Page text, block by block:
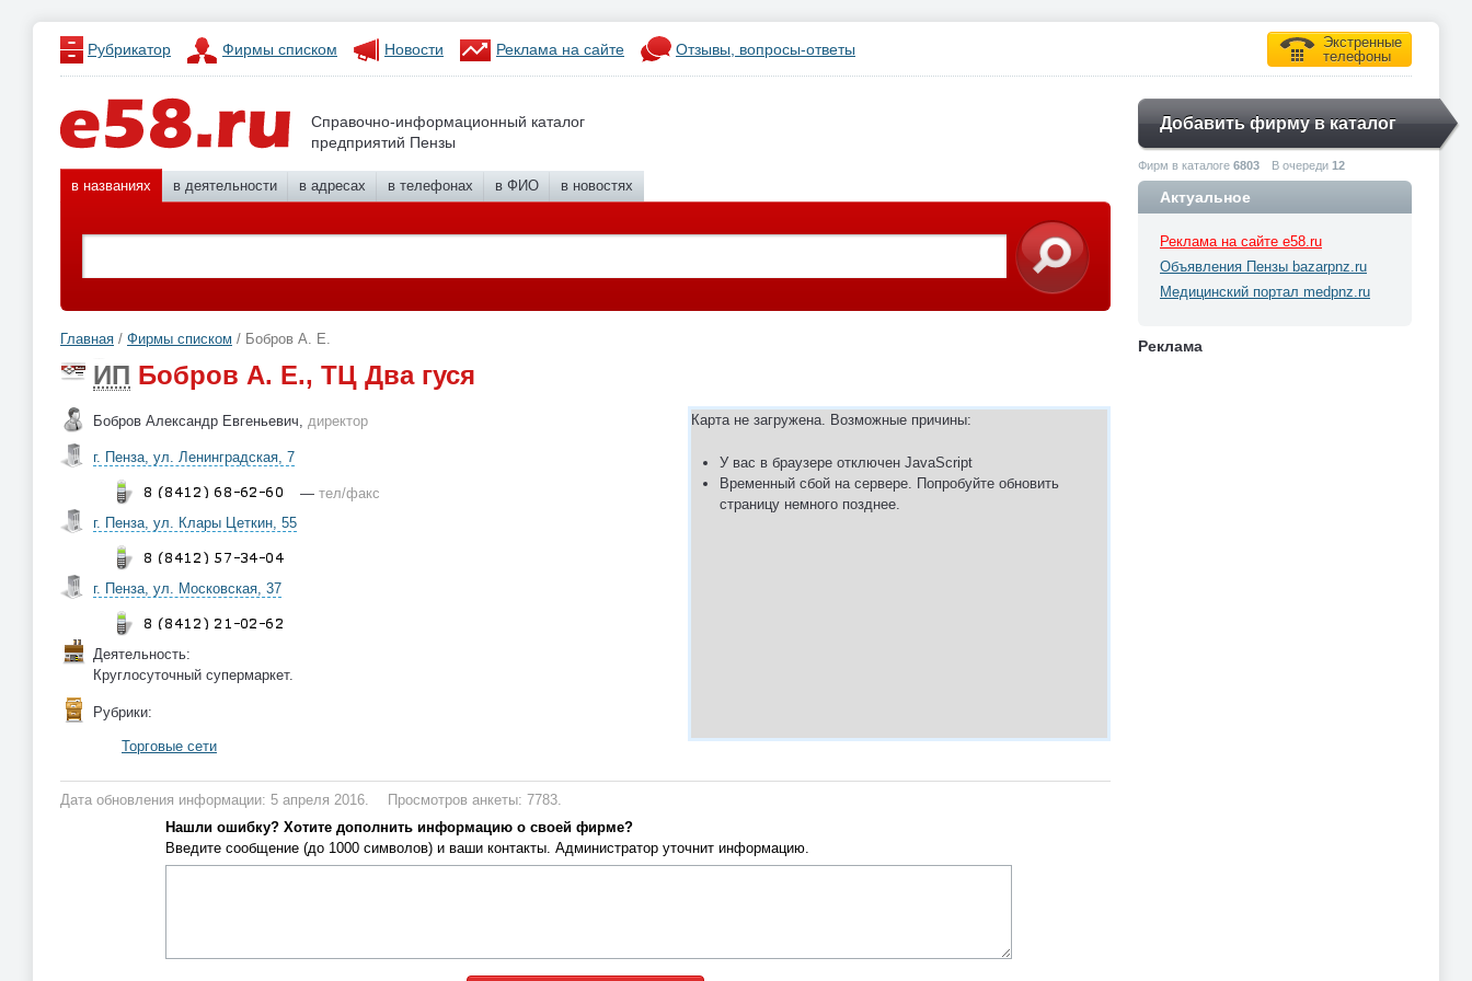
Рубрикатор Фирмы списком Новости Реклама на сайте Отзывы, вопросы-ответы
Экстренные
телефоны
Справочно-информационный каталог
предприятий Пензы
Добавить фирму в каталог
Фирм в каталоге 6803 В очереди 12
в названиях в деятельности в адресах в телефонах в ФИО в новостях
Главная / Фирмы списком / Бобров А. Е.
ИП Бобров А. Е., ТЦ Два гуся
Карта не загружена. Возможные причины:
У вас в браузере отключен JavaScript
Временный сбой на сервере. Попробуйте обновить
страницу немного позднее.
Бобров Александр Евгеньевич, директор
г. Пенза, ул. Ленинградская, 7
— тел/факс
г. Пенза, ул. Клары Цеткин, 55
г. Пенза, ул. Московская, 37
Деятельность:
Круглосуточный супермаркет.
Рубрики:
Торговые сети
Дата обновления информации: 5 апреля 2016.
Просмотров анкеты: 7783.
Нашли ошибку? Хотите дополнить информацию о своей фирме?
Введите сообщение (до 1000 символов) и ваши контакты. Администратор уточнит информацию.
Актуальное
Реклама на сайте e58.ru
Объявления Пензы bazarpnz.ru
Медицинский портал medpnz.ru
Реклама